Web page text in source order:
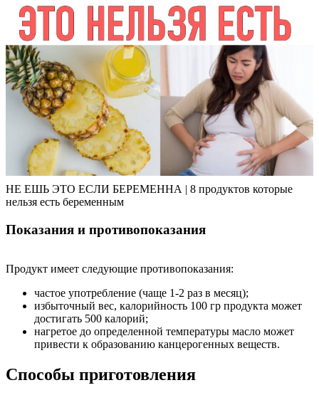
НЕ ЕШЬ ЭТО ЕСЛИ БЕРЕМЕННА | 8 продуктов которые
нельзя есть беременным
Показания и противопоказания
Продукт имеет следующие противопоказания:
частое употребление (чаще 1-2 раз в месяц);
избыточный вес, калорийность 100 гр продукта может
достигать 500 калорий;
нагретое до определенной температуры масло может
привести к образованию канцерогенных веществ.
Способы приготовления